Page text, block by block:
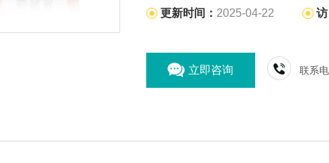
更新时间： 2025-04-22
立即咨询 联系电